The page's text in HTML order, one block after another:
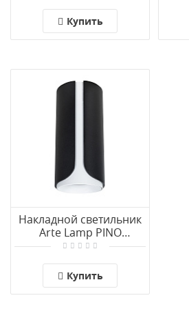
Купить
Накладной светильник
Arte Lamp PINO
A7376PL-1BK
Купить